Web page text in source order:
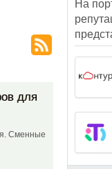
для
Сменные
На